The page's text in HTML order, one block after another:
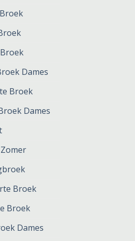
Dames
Broek
Dames
Broek
Broek
Dames